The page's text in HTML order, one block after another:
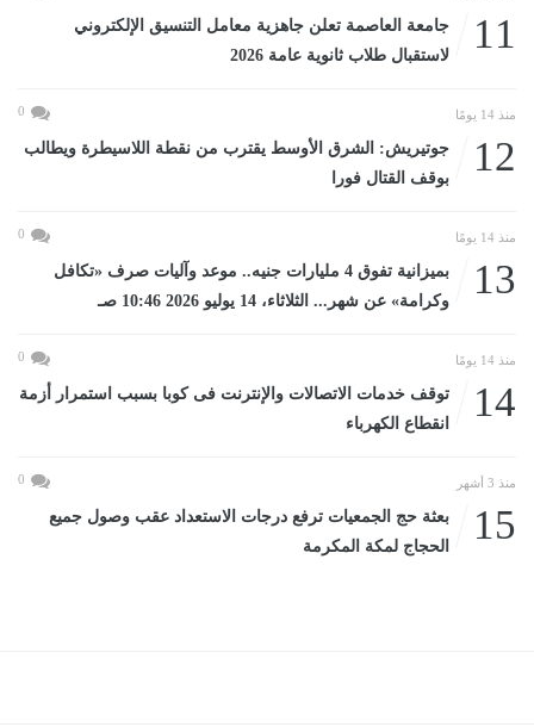
11
جامعة العاصمة تعلن جاهزية معامل التنسيق الإلكتروني
لاستقبال طلاب ثانوية عامة 2026
منذ 14 يومًا 0
12
جوتيريش: الشرق الأوسط يقترب من نقطة اللاسيطرة ويطالب
بوقف القتال فورا
منذ 14 يومًا 0
13
بميزانية تفوق 4 مليارات جنيه.. موعد وآليات صرف «تكافل
وكرامة» عن شهر... الثلاثاء، 14 يوليو 2026 10:46 صـ
منذ 14 يومًا 0
14
توقف خدمات الاتصالات والإنترنت فى كوبا بسبب استمرار أزمة
انقطاع الكهرباء
منذ 3 أشهر 0
15
بعثة حج الجمعيات ترفع درجات الاستعداد عقب وصول جميع
الحجاج لمكة المكرمة